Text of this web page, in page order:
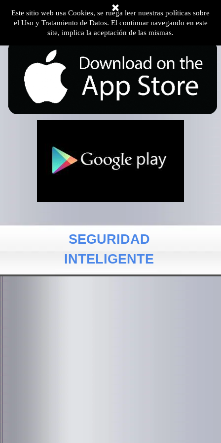
Este sitio web usa Cookies, se ruega leer nuestras políticas sobre
el Uso y Tratamiento de Datos. El continuar navegando en este
site, implica la aceptación de las mismas.
SEGURIDAD
INTELIGENTE
Tel 552127685 al 87